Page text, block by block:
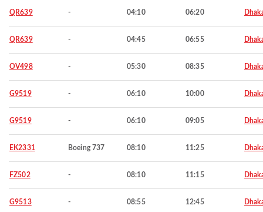
QR639 - 04:10 06:20
QR639 - 04:45 06:55
OV498 - 05:30 08:35
G9519 - 06:10 10:00
G9519 - 06:10 09:05
EK2331 Boeing 737 08:10 11:25
FZ502 - 08:10 11:15
G9513 - 08:55 12:45